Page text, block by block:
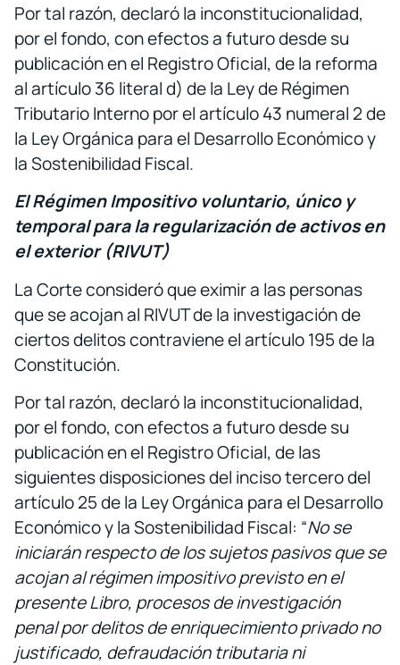
Por tal razón, declaró la inconstitucionalidad,
por el fondo, con efectos a futuro desde su
publicación en el Registro Oficial, de la reforma
al artículo 36 literal d) de la Ley de Régimen
Tributario Interno por el artículo 43 numeral 2 de
la Ley Orgánica para el Desarrollo Económico y
la Sostenibilidad Fiscal.
El Régimen Impositivo voluntario, único y
temporal para la regularización de activos en
el exterior (RIVUT)
La Corte consideró que eximir a las personas
que se acojan al RIVUT de la investigación de
ciertos delitos contraviene el artículo 195 de la
Constitución.
Por tal razón, declaró la inconstitucionalidad,
por el fondo, con efectos a futuro desde su
publicación en el Registro Oficial, de las
siguientes disposiciones del inciso tercero del
artículo 25 de la Ley Orgánica para el Desarrollo
Económico y la Sostenibilidad Fiscal: “No se
iniciarán respecto de los sujetos pasivos que se
acojan al régimen impositivo previsto en el
presente Libro, procesos de investigación
penal por delitos de enriquecimiento privado no
justificado, defraudación tributaria ni